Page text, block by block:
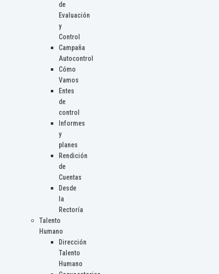
de
Evaluación
y
Control
Campaña
Autocontrol
Cómo
Vamos
Entes
de
control
Informes
y
planes
Rendición
de
Cuentas
Desde
la
Rectoría
Talento
Humano
Dirección
Talento
Humano